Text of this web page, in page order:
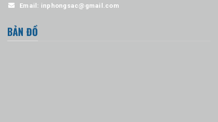
Email: inphongsac@gmail.com
BẢN ĐỒ